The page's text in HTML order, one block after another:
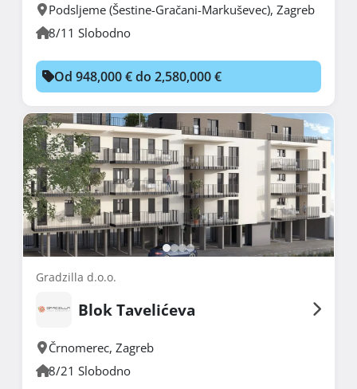
Podsljeme (Šestine-Gračani-Markuševec), Zagreb
8/11 Slobodno
Od 948,000 € do 2,580,000 €
Gradzilla d.o.o.
Blok Tavelićeva
Črnomerec, Zagreb
8/21 Slobodno